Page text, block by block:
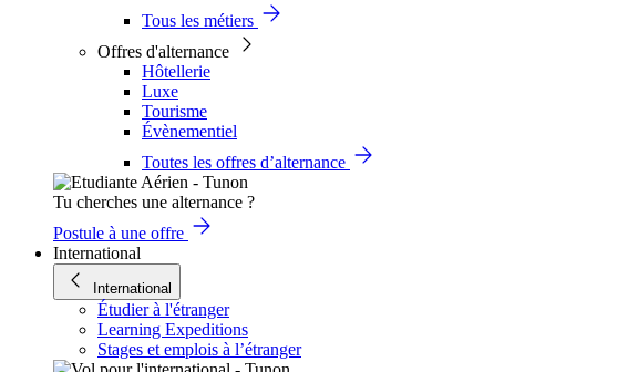
Tous les métiers
Offres d'alternance
Hôtellerie
Luxe
Tourisme
Évènementiel
Toutes les offres d’alternance
Tu cherches une alternance ?
Postule à une offre
International
International
Étudier à l'étranger
Learning Expeditions
Stages et emplois à l’étranger